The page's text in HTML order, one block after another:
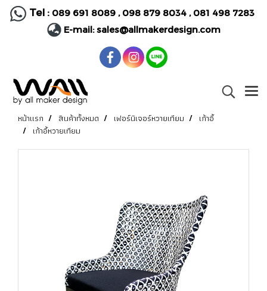
Tel : 089 691 8089, 098 879 8034 , 081 498 7283
E-mail:sales@allmakerdesign.com
หน้าแรก สินค้าทั้งหมด เฟอร์นิเจอร์หวายเทียม
เก้าอี้
เก้าอี้หวายเทียม